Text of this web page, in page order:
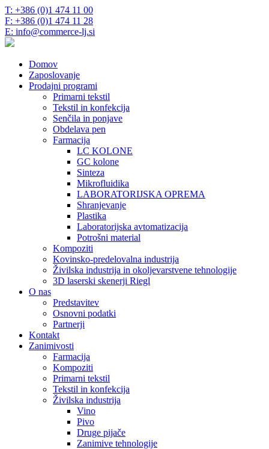
T: +386 (0)1 474 11 00
F: +386 (0)1 474 11 28
E: info@commerce-lj.si
Domov
Zaposlovanje
Prodajni programi
Primarni tekstil
Tekstil in konfekcija
Senčila in ponjave
Obdelava pen
Farmacija
LC KOLONE
GC kolone
Sinteza
Mikrofluidika
LABORATORIJSKA OPREMA
Shranjevanje
Plastika
Laboratorijska avtomatizacija
Potrošni material
Kompoziti
Kovinsko-predelovalna industrija
Živilska industrija in okoljevarstvene tehnologije
3D laserski skenerji Riegl
O nas
Predstavitev
Osnovni podatki
Partnerji
Kontakt
Zanimivosti
Farmacija
Kompoziti
Primarni tekstil
Tekstil in konfekcija
Živilska industrija
Vino
Pivo
Druge pijače
Zanimive tehnologije